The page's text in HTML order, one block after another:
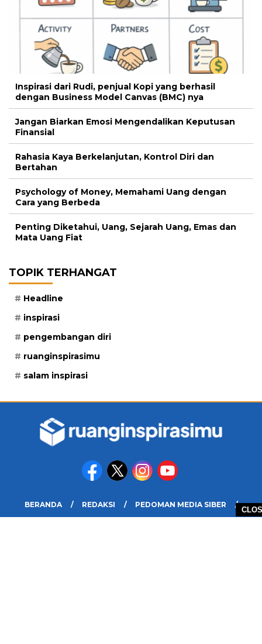
Inspirasi dari Rudi, penjual Kopi yang berhasil
dengan Business Model Canvas (BMC) nya
Jangan Biarkan Emosi Mengendalikan Keputusan
Finansial
Rahasia Kaya Berkelanjutan, Kontrol Diri dan
Bertahan
Psychology of Money, Memahami Uang dengan
Cara yang Berbeda
Penting Diketahui, Uang, Sejarah Uang, Emas dan
Mata Uang Fiat
TOPIK TERHANGAT
Headline
inspirasi
pengembangan diri
ruanginspirasimu
salam inspirasi
BERANDA REDAKSI
PEDOMAN MEDIA SIBER